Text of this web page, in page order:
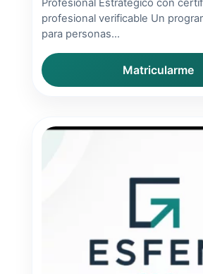
Profesional Estratégico con
profesional verificable Un
para personas...
Matricularme